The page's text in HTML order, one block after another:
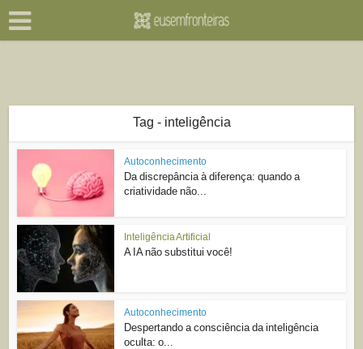
Tag - inteligência
Autoconhecimento
Da discrepância à diferença: quando a
criatividade não...
Inteligência Artificial
A IA não substitui você!
Autoconhecimento
Despertando a consciência da inteligência
oculta: o...